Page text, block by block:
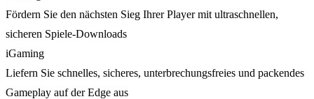
Fördern Sie den nächsten Sieg Ihrer Player mit ultraschnellen,
sicheren Spiele-Downloads
iGaming
Liefern Sie schnelles, sicheres, unterbrechungsfreies und packendes
Gameplay auf der Edge aus